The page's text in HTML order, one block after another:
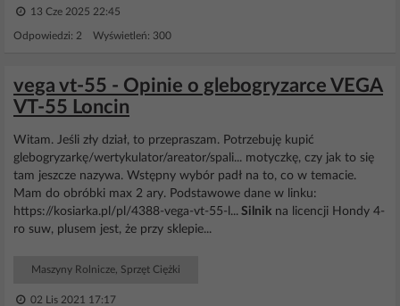
13 Cze 2025 22:45
Odpowiedzi: 2 Wyświetleń: 300
vega vt-55 - Opinie o glebogryzarce VEGA
VT-55 Loncin
Witam. Jeśli zły dział, to przepraszam. Potrzebuję kupić
glebogryzarkę/wertykulator/areator/spali... motyczkę, czy jak to się
tam jeszcze nazywa. Wstępny wybór padł na to, co w temacie.
Mam do obróbki max 2 ary. Podstawowe dane w linku:
https://kosiarka.pl/pl/4388-vega-vt-55-l... Silnik na licencji Hondy 4-
ro suw, plusem jest, że przy sklepie...
Maszyny Rolnicze, Sprzęt Ciężki
02 Lis 2021 17:17